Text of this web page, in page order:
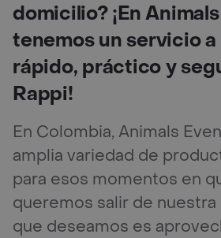
domicilio? ¡En
tenemos un servicio
rápido, práctico y
Rappi!
En Colombia, Animals
amplia variedad de
para esos momentos en
queremos salir de nuestra
que deseamos es